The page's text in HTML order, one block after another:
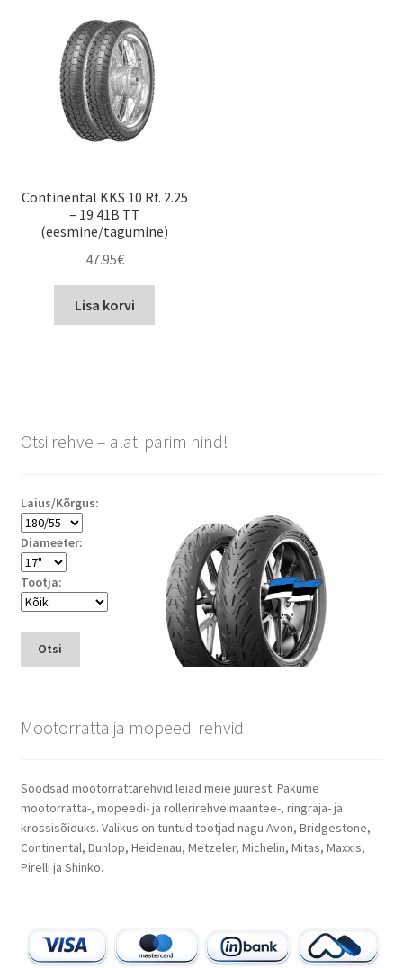
Continental KKS 10 Rf. 2.25
– 19 41B TT
(eesmine/tagumine)
47.95€
Lisa korvi
Otsi rehve – alati parim hind!
Laius/Kõrgus:
Diameeter:
Tootja:
Otsi
Mootorratta ja mopeedi rehvid
Soodsad mootorrattarehvid leiad meie juurest. Pakume
mootorratta-, mopeedi- ja rollerirehve maantee-, ringraja- ja
krossisõiduks. Valikus on tuntud tootjad nagu Avon, Bridgestone,
Continental, Dunlop, Heidenau, Metzeler, Michelin, Mitas, Maxxis,
Pirelli ja Shinko.